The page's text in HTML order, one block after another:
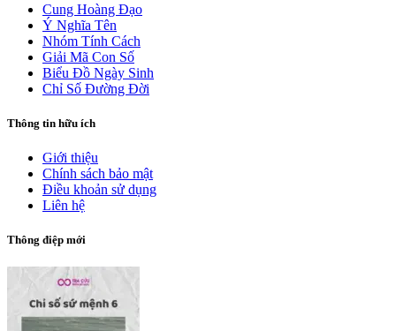
Cung Hoàng Đạo
Ý Nghĩa Tên
Nhóm Tính Cách
Giải Mã Con Số
Biểu Đồ Ngày Sinh
Chỉ Số Đường Đời
Thông tin hữu ích
Giới thiệu
Chính sách bảo mật
Điều khoản sử dụng
Liên hệ
Thông điệp mới